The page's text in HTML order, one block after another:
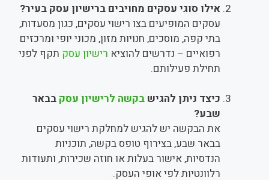
אילו סוגי עסקים מחויבים ברישיון עסק בעיר?
עסקים המופיעים בצו רישוי עסקים, כגון מסעדות,
בתי קפה, מוסכים, חנויות מזון, מכוני יופי ומרכזים
רפואיים – נדרשים להוציא רישיון עסק תקף לפני
תחילת פעילותם.
כיצד ניתן להגיש בקשה לרישיון עסק בבאר
שבע?
את הבקשה יש להגיש למחלקת רישוי עסקים
בבאר שבע, בצירוף טופס בקשה, תוכניות
הנדסיות, אישור בעלות או חוזה שכירות, ותעודות
רלוונטיות לפי אופי העסק.